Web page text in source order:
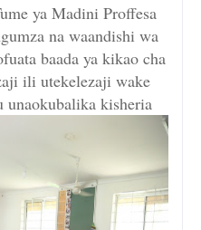
ya Madini Proffesa
na waandishi wa
baada ya kikao cha
ili utekelezaji wake
unaokubalika kisheria